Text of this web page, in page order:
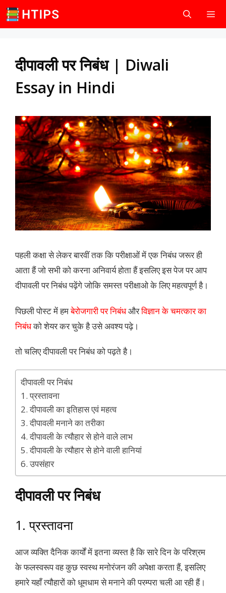
Skip
to
दीपावली पर निबंध | Diwali
Essay in Hindi
पहली कक्षा से लेकर बारवीं तक कि परीक्षाओं में एक निबंध जरूर ही
आता हैं जो सभी को करना अनिवार्य होता हैं इसलिए इस पेज पर आप
दीपावली पर निबंध पढ़ेंगे जोकि समस्त परीक्षाओ के लिए महत्वपूर्ण है।
पिछली पोस्ट में हमबेरोजगारी पर निबंधऔरविज्ञान के चमत्कार का
निबंधको शेयर कर चुके है उसे अवश्य पढ़े।
तो चलिए दीपावली पर निबंध को पढ़ते है।
दीपावली पर निबंध
1. प्रस्तावना
2. दीपावली का इतिहास एवं महत्व
3. दीपावली मनाने का तरीका
4. दीपावली के त्यौहार से होने वाले लाभ
5. दीपावली के त्यौहार से होने वाली हानियां
6. उपसंहार
दीपावली पर निबंध
1. प्रस्तावना
आज व्यक्ति दैनिक कार्यों में इतना व्यस्त है कि सारे दिन के परिश्रम
के फलस्वरूप वह कुछ स्वस्थ मनोरंजन की अपेक्षा करता हैं, इसलिए
हमारे यहाँ त्यौहारों को धूमधाम से मनाने की परम्परा चली आ रही हैं।